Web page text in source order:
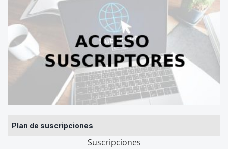
Plan de suscripciones
Suscripciones